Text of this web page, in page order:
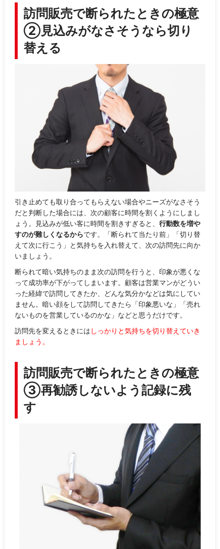
訪問販売で断られたときの極意
②見込みがなさそうなら切り
替える
引き止めても取り合ってもらえない場合やニーズがなさそう
だと判断した場合には、次の顧客に時間を割くようにしまし
ょう。見込みが低い客に時間を割きすぎると、 行動数を増や
すのが難しくなるからです。「断られて当たり前 」「切り替
えて次に行こう 」と気持ちを入れ替えて、次の訪問先に向か
いましょう。
断られて暗い気持ちのまま次の訪問を行うと、印象が悪くな
って成功率が下がってしまいます。顧客は営業マンがどうい
った経緯で訪問してきたか、どんな気分かなどは気にしてい
ません。暗い顔をして訪問してきたら「印象悪いな」「売れ
ないものを営業しているのかな」などと思うだけです。
訪問先を変えるときには しっかりと気持ちを切り替えていき
ましょう。
訪問販売で断られたときの極意
③再勧誘しないよう記録に残
す